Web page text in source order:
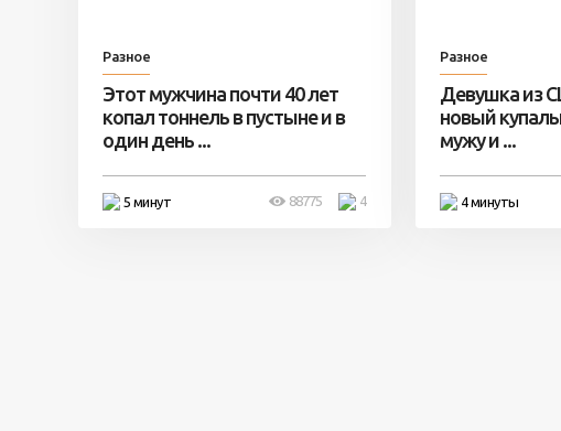
Разное
Этот мужчина почти 40 лет
копал тоннель в пустыне и в
один день ...
5 минут 4
88775
Разное
Девушка из
новый
мужу и ...
4 минуты